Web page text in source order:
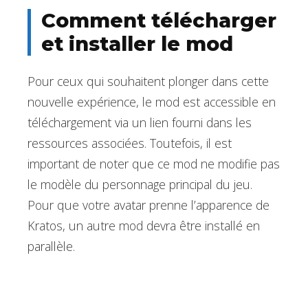
Comment télécharger
et installer le mod
Pour ceux qui souhaitent plonger dans cette
nouvelle expérience, le mod est accessible en
téléchargement via un lien fourni dans les
ressources associées. Toutefois, il est
important de noter que ce mod ne modifie pas
le modèle du personnage principal du jeu.
Pour que votre avatar prenne l’apparence de
Kratos, un autre mod devra être installé en
parallèle.